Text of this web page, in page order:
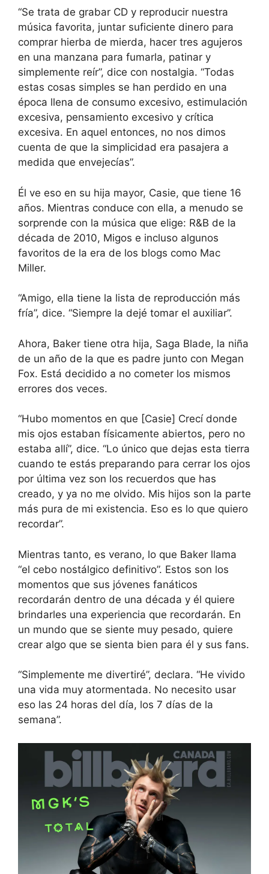
“Se trata de grabar CD y reproducir nuestra
música favorita, juntar suficiente dinero para
comprar hierba de mierda, hacer tres agujeros
en una manzana para fumarla, patinar y
simplemente reír”, dice con nostalgia. “Todas
estas cosas simples se han perdido en una
época llena de consumo excesivo, estimulación
excesiva, pensamiento excesivo y crítica
excesiva. En aquel entonces, no nos dimos
cuenta de que la simplicidad era pasajera a
medida que envejecías”.
Él ve eso en su hija mayor, Casie, que tiene 16
años. Mientras conduce con ella, a menudo se
sorprende con la música que elige: R&B de la
década de 2010, Migos e incluso algunos
favoritos de la era de los blogs como Mac
Miller.
“Amigo, ella tiene la lista de reproducción más
fría”, dice. “Siempre la dejé tomar el auxiliar”.
Ahora, Baker tiene otra hija, Saga Blade, la niña
de un año de la que es padre junto con Megan
Fox. Está decidido a no cometer los mismos
errores dos veces.
“Hubo momentos en que [Casie] Crecí donde
mis ojos estaban físicamente abiertos, pero no
estaba allí”, dice. “Lo único que dejas esta tierra
cuando te estás preparando para cerrar los ojos
por última vez son los recuerdos que has
creado, y ya no me olvido. Mis hijos son la parte
más pura de mi existencia. Eso es lo que quiero
recordar”.
Mientras tanto, es verano, lo que Baker llama
“el cebo nostálgico definitivo”. Estos son los
momentos que sus jóvenes fanáticos
recordarán dentro de una década y él quiere
brindarles una experiencia que recordarán. En
un mundo que se siente muy pesado, quiere
crear algo que se sienta bien para él y sus fans.
“Simplemente me divertiré”, declara. “He vivido
una vida muy atormentada. No necesito usar
eso las 24 horas del día, los 7 días de la
semana”.